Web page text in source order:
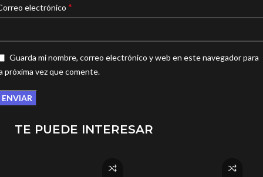
electrónico *
Guarda mi nombre, correo electrónico y web en este navegador para
próxima vez que comente.
TE PUEDE INTERESAR